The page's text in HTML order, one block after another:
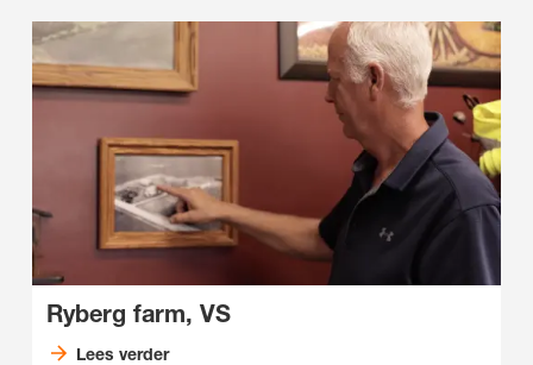
Ryberg farm, VS
Lees verder